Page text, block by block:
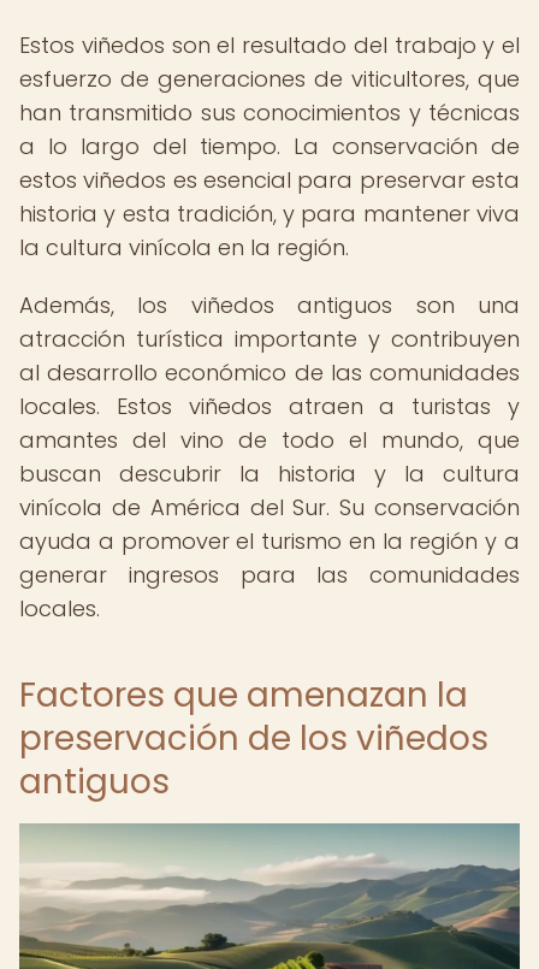
Estos viñedos son el resultado del trabajo y el
esfuerzo de generaciones de viticultores, que
han transmitido sus conocimientos y técnicas
a lo largo del tiempo. La conservación de
estos viñedos es esencial para preservar esta
historia y esta tradición, y para mantener viva
la cultura vinícola en la región.
Además, los viñedos antiguos son una
atracción turística importante y contribuyen
al desarrollo económico de las comunidades
locales. Estos viñedos atraen a turistas y
amantes del vino de todo el mundo, que
buscan descubrir la historia y la cultura
vinícola de América del Sur. Su conservación
ayuda a promover el turismo en la región y a
generar ingresos para las comunidades
locales.
Factores que amenazan la
preservación de los viñedos
antiguos